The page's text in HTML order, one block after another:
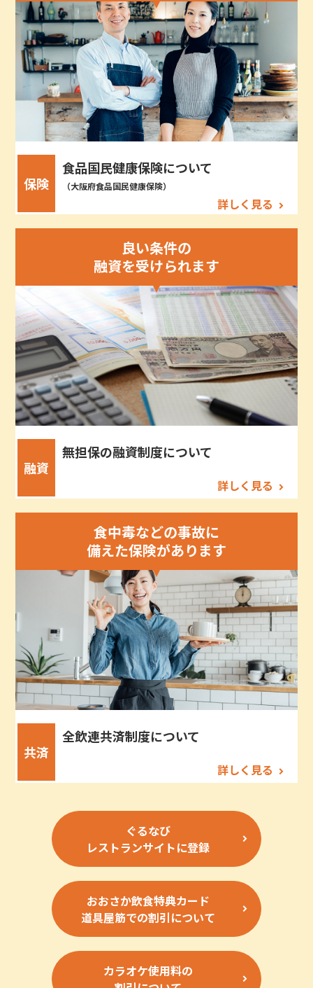
保険
食品国民健康保険について
（大阪府食品国民健康保険）
詳しく見る
良い条件の
融資を受けられます
融資
無担保の融資制度について
詳しく見る
食中毒などの事故に
備えた保険があります
共済
全飲連共済制度について
詳しく見る
ぐるなび
レストランサイトに登録
おおさか飲食特典カード
道具屋筋での割引について
カラオケ使用料の